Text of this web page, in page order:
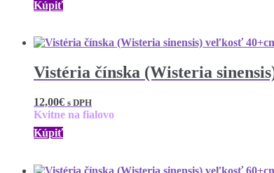
Kúpiť
Vistéria čínska (Wisteria
12,00€ s DPH
Kvitne na fialovo
Kúpiť